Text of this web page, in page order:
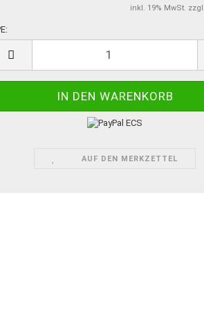
inkl. 19% MwSt. zzgl.
AUF DEN MERKZETTEL